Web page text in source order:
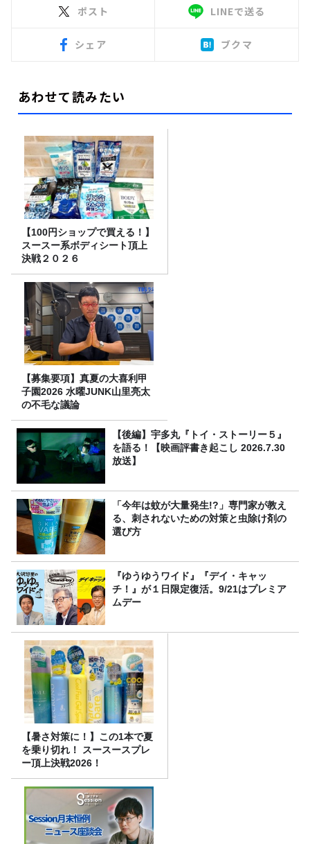
ポスト LINEで送る
シェア ブクマ
あわせて読みたい
【100円ショップで買える！】
スースー系ボディシート頂上
決戦２０２６
【募集要項】真夏の大喜利甲
子園2026 水曜JUNK山里亮太
の不毛な議論
【後編】宇多丸『トイ・ストーリー５』
を語る！【映画評書き起こし 2026.7.30
放送】
「今年は蚊が大量発生!?」専門家が教え
る、刺されないための対策と虫除け剤の
選び方
『ゆうゆうワイド』『デイ・キャッ
チ！』が１日限定復活。9/21はプレミア
ムデー
【暑さ対策に！】この1本で夏
を乗り切れ！ スースースプレ
ー頂上決戦2026！